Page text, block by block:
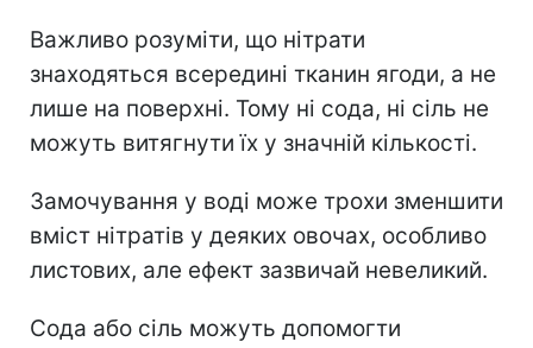
Важливо розуміти, що нітрати
знаходяться всередині тканин ягоди, а не
лише на поверхні. Тому ні сода, ні сіль не
можуть витягнути їх у значній кількості.
Замочування у воді може трохи зменшити
вміст нітратів у деяких овочах, особливо
листових, але ефект зазвичай невеликий.
Сода або сіль можуть допомогти